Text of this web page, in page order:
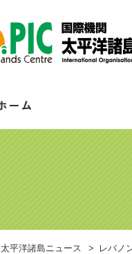
太平洋諸島ニュース > レバノ